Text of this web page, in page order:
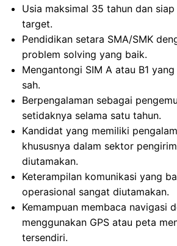
Usia maksimal 35 tahun dan
target.
Pendidikan setara SMA/SMK
problem solving yang baik.
Mengantongi SIM A atau B1
sah.
Berpengalaman sebagai
setidaknya selama satu tahun.
Kandidat yang memiliki
khususnya dalam sektor
diutamakan.
Keterampilan komunikasi yang
operasional sangat diutamakan.
Kemampuan membaca navigasi
menggunakan GPS atau peta
tersendiri.